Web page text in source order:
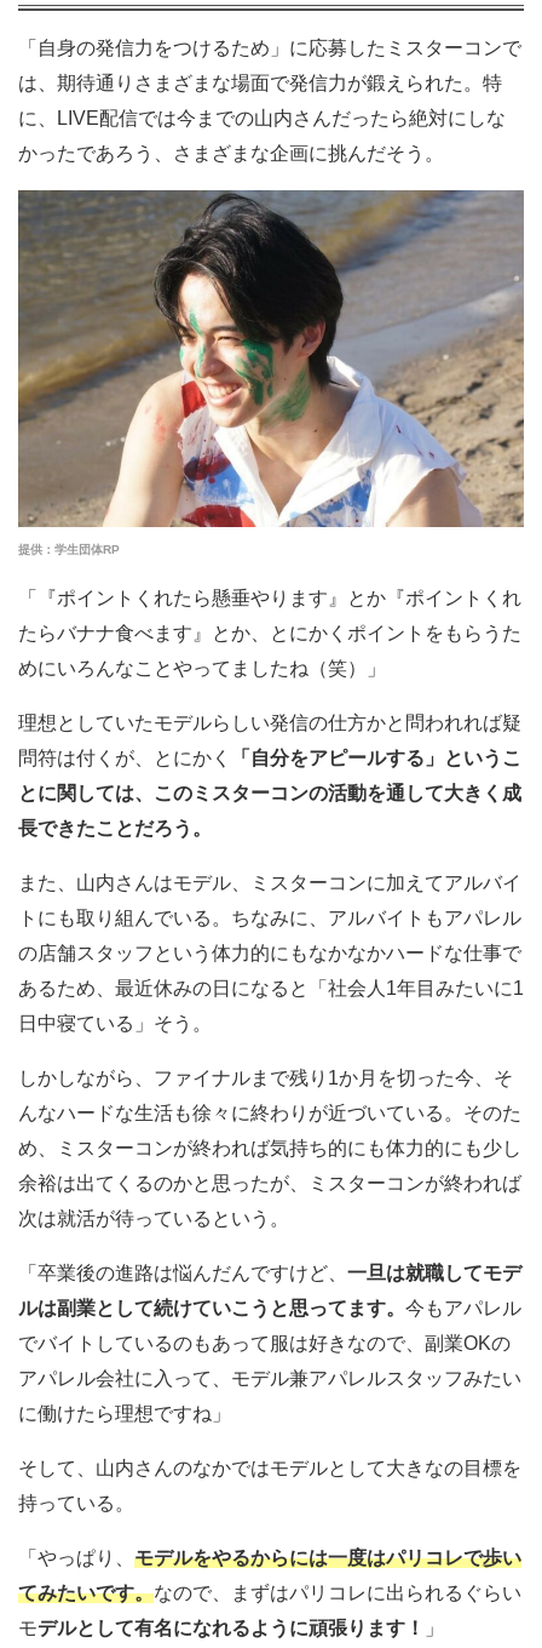
「自身の発信力をつけるため」に応募したミスターコンで
は、期待通りさまざまな場面で発信力が鍛えられた。特
に、LIVE配信では今までの山内さんだったら絶対にしな
かったであろう、さまざまな企画に挑んだそう。
提供：学生団体RP
「『ポイントくれたら懸垂やります』とか『ポイントくれ
たらバナナ食べます』とか、とにかくポイントをもらうた
めにいろんなことやってましたね（笑）」
理想としていたモデルらしい発信の仕方かと問われれば疑
問符は付くが、とにかく
「自分をアピールする」というこ
とに関しては、このミスターコンの活動を通して大きく成
長できたことだろう。
また、山内さんはモデル、ミスターコンに加えてアルバイ
トにも取り組んでいる。ちなみに、アルバイトもアパレル
の店舗スタッフという体力的にもなかなかハードな仕事で
あるため、最近休みの日になると「社会人1年目みたいに1
日中寝ている」そう。
しかしながら、ファイナルまで残り1か月を切った今、そ
んなハードな生活も徐々に終わりが近づいている。そのた
め、ミスターコンが終われば気持ち的にも体力的にも少し
余裕は出てくるのかと思ったが、ミスターコンが終われば
次は就活が待っているという。
「卒業後の進路は悩んだんですけど、 一旦は就職してモデ
ルは副業として続けていこうと思ってます。 今もアパレル
でバイトしているのもあって服は好きなので、副業OKの
アパレル会社に入って、モデル兼アパレルスタッフみたい
に働けたら理想ですね」
そして、山内さんのなかではモデルとして大きなの目標を
持っている。
「やっぱり、 モデルをやるからには一度はパリコレで歩い
てみたいです。なので、まずはパリコレに出られるぐらい
モデルとして有名になれるように頑張ります！ 」